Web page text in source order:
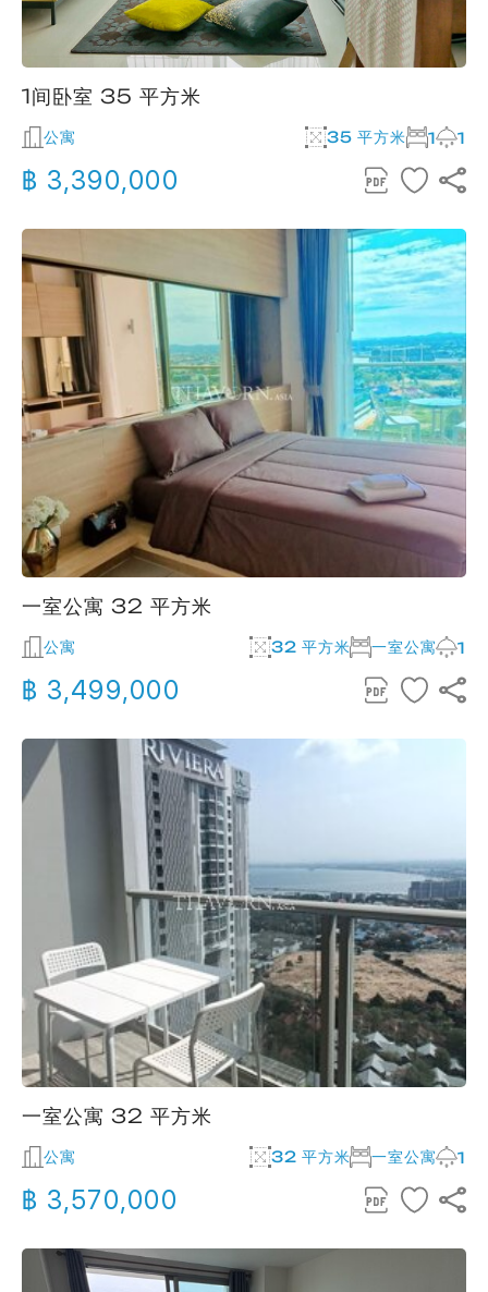
1间卧室 35 平方米
公寓 35 平方米 1 1
฿ 3,390,000
一室公寓 32 平方米
公寓 32 平方米 一室公寓 1
฿ 3,499,000
一室公寓 32 平方米
公寓 32 平方米 一室公寓 1
฿ 3,570,000